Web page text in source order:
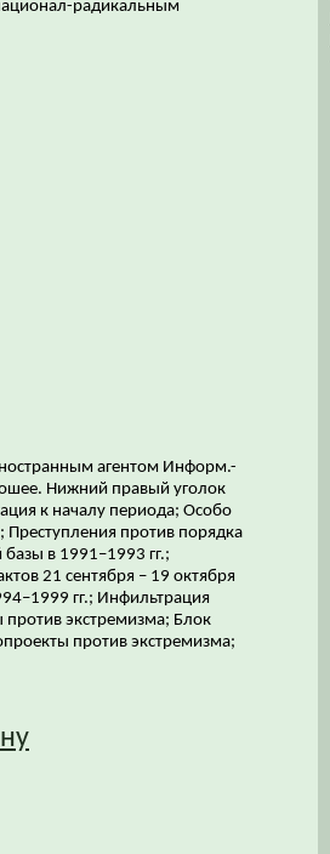
радикальным
агентом Информ.-
Нижний правый уголок
к началу периода; Особо
Преступления против порядка
в 1991–1993 гг.;
21 сентября – 19 октября
гг.; Инфильтрация
против экстремизма; Блок
против экстремизма;